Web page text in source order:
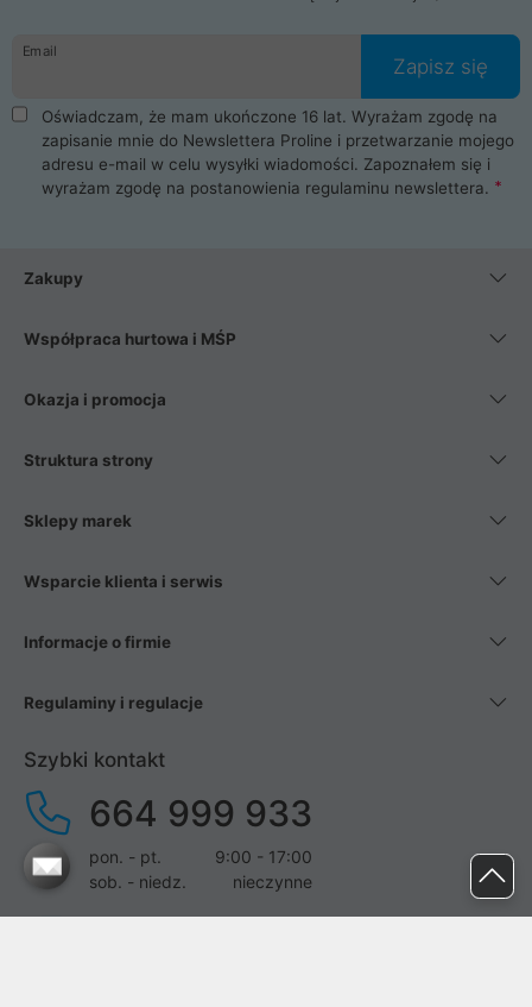
Email
Zapisz się
Oświadczam, że mam ukończone 16 lat. Wyrażam zgodę na
zapisanie mnie do Newslettera Proline i przetwarzanie mojego
adresu e-mail w celu wysyłki wiadomości. Zapoznałem się i
wyrażam zgodę na postanowienia regulaminu newslettera.
Zakupy
Współpraca hurtowa i MŚP
Okazja i promocja
Struktura strony
Sklepy marek
Wsparcie klienta i serwis
Informacje o firmie
Regulaminy i regulacje
Szybki kontakt
664 999 933
pon. - pt.
9:00 - 17:00
sob. - niedz.
nieczynne